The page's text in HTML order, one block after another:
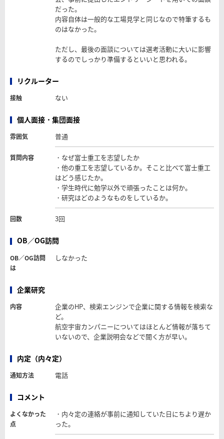
だった。
内容自体は一般的な工場見学と同じなので特筆するも
のはなかった。
ただし、最後の面談については選考活動に大いに影響
するのでしっかり準備するといいと思われる。
リクルーター
接触 ない
個人面接・集団面接
雰囲気 普通
質問内容
・なぜ富士重工を志望したか
・他の重工を志望しているか。そこと比べて富士重工
はどう感じたか。
・学生時代に勉学以外で頑張ったことは何か。
・研究はどのようなものをしているか。
回数 3回
OB／OG訪問
OB／OG訪問
は
しなかった
企業研究
内容
企業のHP、検索エンジンで企業に関する情報を検索な
ど。
航空宇宙カンパニーについてはほとんど情報が落ちて
いないので、企業説明会などで聞く方が早い。
内定（内々定）
通知方法 電話
コメント
よくなかった
点
・内々定の連絡が事前に通知していた日にちより遅か
った。